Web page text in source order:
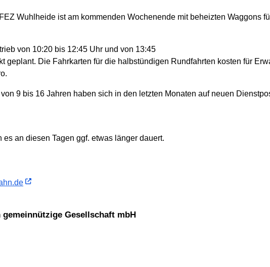
Wuhlheide ist am kommenden Wochenende mit beheizten Waggons
von 10:20 bis 12:45 Uhr und von 13:45
geplant. Die Fahrkarten für die halbstündigen Rundfahrten kosten für
9 bis 16 Jahren haben sich in den letzten Monaten auf neuen
an diesen Tagen ggf. etwas länger dauert.
gemeinnützige Gesellschaft mbH